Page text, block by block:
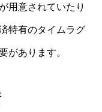
用意されていたり
特有のタイムラグ
があります。